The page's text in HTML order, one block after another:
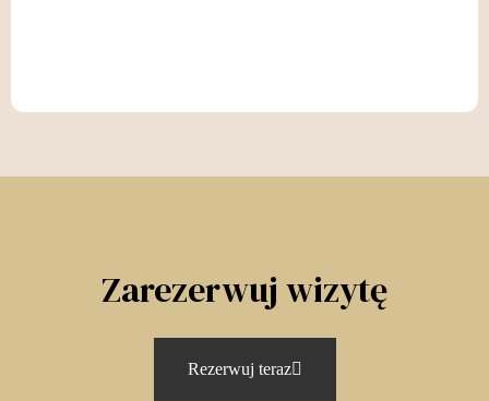
Zarezerwuj wizytę
Rezerwuj teraz